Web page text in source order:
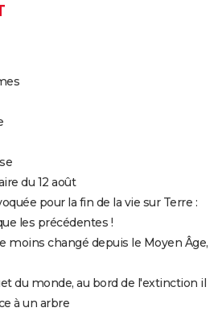
du 12 août
pour la fin de la vie sur Terre :
les précédentes !
moins changé depuis le Moyen Âge,
du monde, au bord de l'extinction il
à un arbre